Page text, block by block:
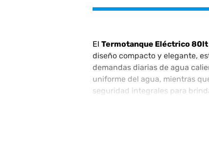
El Termotanque Eléctrico
diseño compacto y elegante,
demandas diarias de agua
uniforme del agua, mientras
seguridad integrales para